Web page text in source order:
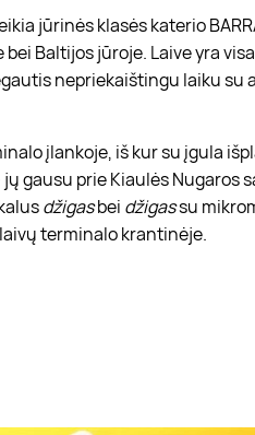
jūrinės klasės katerio
Baltijos jūroje. Laive yra
nepriekaištingu laiku su
įlankoje, iš kur su įgula
gausu prie Kiaulės Nugaros
džigasbei džigassu
terminalo krantinėje.